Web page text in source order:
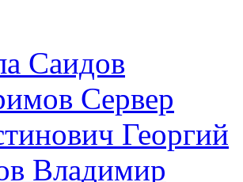
Саидов
Сервер
Георгий
Владимир